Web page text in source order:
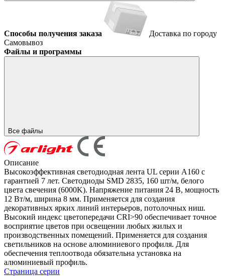
Способы получения заказа
Доставка по городу
Самовывоз
Файлы и программы
Все файлы
Описание
Высокоэффективная светодиодная лента UL серии A160 с
гарантией 7 лет. Светодиоды SMD 2835, 160 шт/м, белого
цвета свечения (6000K). Напряжение питания 24 В, мощность
12 Вт/м, ширина 8 мм. Применяется для создания
декоративных ярких линий интерьеров, потолочных ниш.
Высокий индекс цветопередачи CRI>90 обеспечивает точное
восприятие цветов при освещении любых жилых и
производственных помещений. Применяется для создания
светильников на основе алюминиевого профиля. Для
обеспечения теплоотвода обязательна установка на
алюминиевый профиль.
Страница серии